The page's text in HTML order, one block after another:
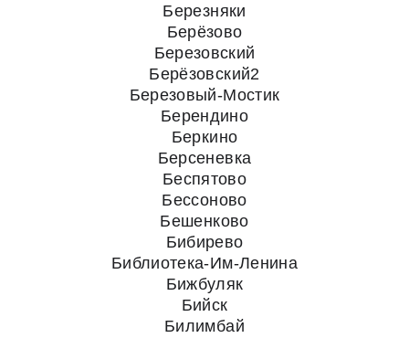
Березняки
Берёзово
Березовский
Берёзовский2
Березовый-Мостик
Берендино
Беркино
Берсеневка
Беспятово
Бессоново
Бешенково
Бибирево
Библиотека-Им-Ленина
Бижбуляк
Бийск
Билимбай